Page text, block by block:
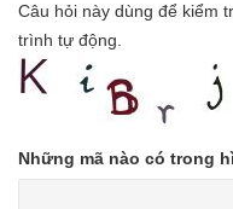
Câu hỏi này dùng để kiểm
trình tự động.
Những mã nào có trong